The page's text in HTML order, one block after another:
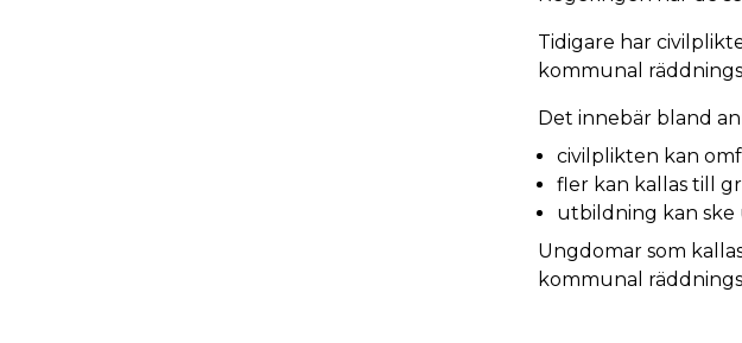
Tidigare har
kommunal
Det innebär bland
civilplikten kan
fler kan kallas till
utbildning kan
Ungdomar som
kommunal